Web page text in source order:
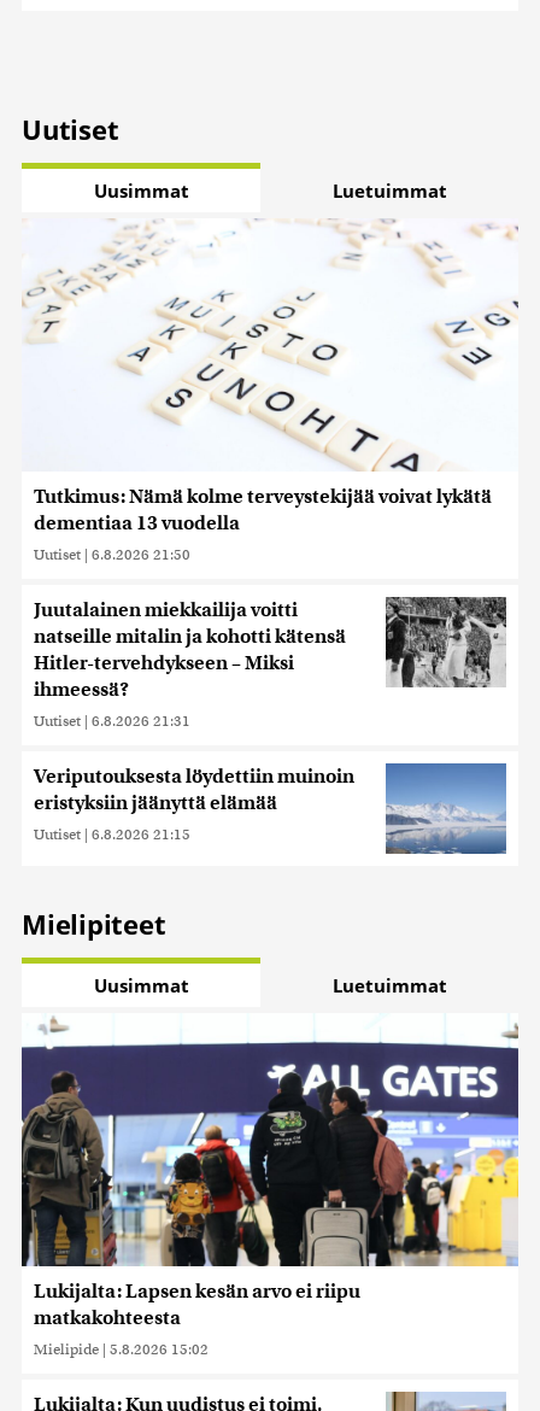
Uutiset
Uusimmat Luetuimmat
Tutkimus: Nämä kolme terveystekijää voivat lykätä
dementiaa 13 vuodella
Uutiset | 6.8.2026 21:50
Juutalainen miekkailija voitti
natseille mitalin ja kohotti kätensä
Hitler-tervehdykseen – Miksi
ihmeessä?
Uutiset | 6.8.2026 21:31
Veriputouksesta löydettiin muinoin
eristyksiin jäänyttä elämää
Uutiset | 6.8.2026 21:15
Mielipiteet
Uusimmat Luetuimmat
Lukijalta: Lapsen kesän arvo ei riipu
matkakohteesta
Mielipide | 5.8.2026 15:02
Lukijalta: Kun uudistus ei toimi,